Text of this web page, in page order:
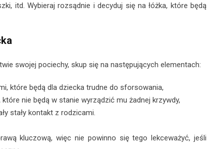
itd. Wybieraj rozsądnie i decyduj się na łóżka, które będą
swojej pociechy, skup się na następujących elementach:
które będą dla dziecka trudne do sforsowania,
nie będą w stanie wyrządzić mu żadnej krzywdy,
stały kontakt z rodzicami.
kluczową, więc nie powinno się tego lekceważyć, jeśli